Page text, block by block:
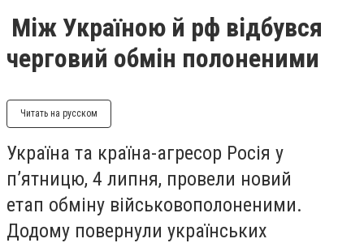
Між Україною й рф відбувся
черговий обмін полоненими
Читать на русском
Україна та країна-агресор Росія у
п’ятницю, 4 липня, провели новий
етап обміну військовополоненими.
Додому повернули українських